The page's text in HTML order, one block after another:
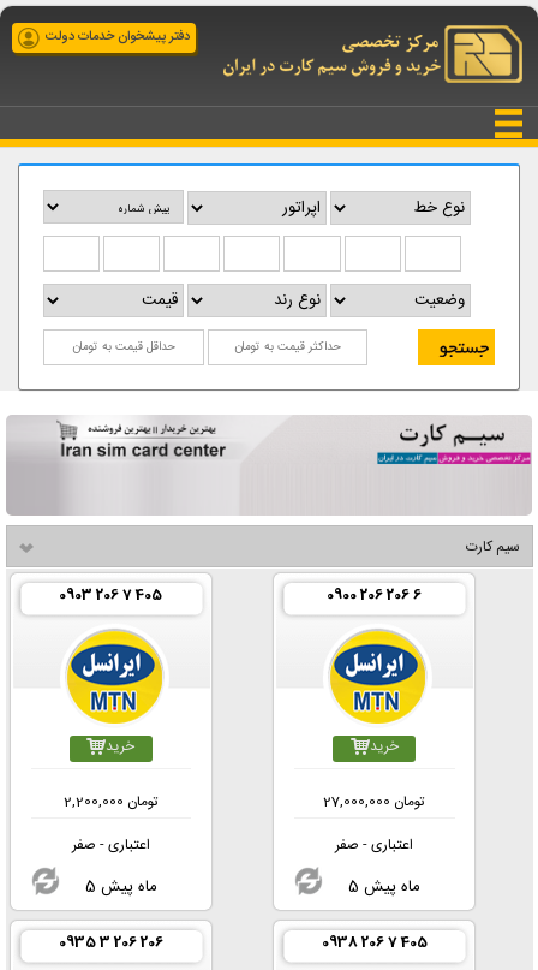
دفتر پیشخوان خدمات دولت
سیم کارت
0900 206 206 6
خرید
27,000,000 تومان
اعتباری - صفر
5 ماه پیش
0903 206 7 405
خرید
2,200,000 تومان
اعتباری - صفر
5 ماه پیش
0938 206 7 405
0935 3 206 206